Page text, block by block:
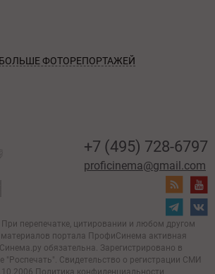
БОЛЬШЕ ФОТОРЕПОРТАЖЕЙ
+7 (495) 728-6797
proficinema@gmail.com
При перепечатке, цитировании и любом другом
портала ПрофиСинема активная
обязательна. Зарегистрировано в
"Роспечать". Свидетельство о регистрации СМИ